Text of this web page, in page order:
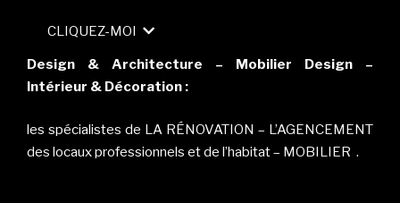
CLIQUEZ-MOI
Design & Architecture – Mobilier Design –
Intérieur & Décoration :
les spécialistes de LA RÉNOVATION – L’AGENCEMENT
des locaux professionnels et de l’habitat – MOBILIER .